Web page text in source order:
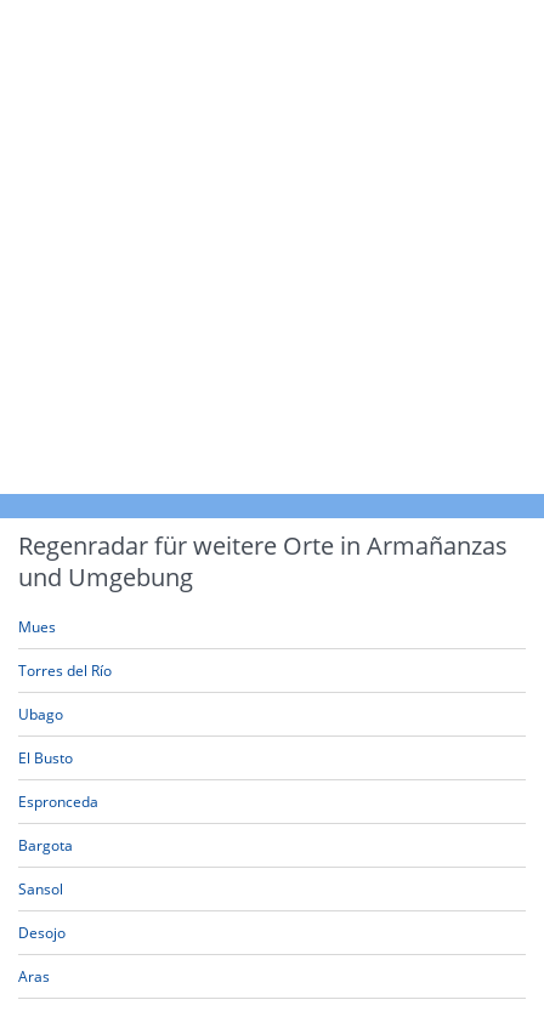
Regenradar für weitere Orte in Armañanzas
und Umgebung
Mues
Torres del Río
Ubago
El Busto
Espronceda
Bargota
Sansol
Desojo
Aras